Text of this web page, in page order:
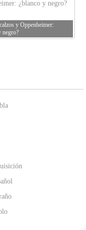
y Oppenheimer:
negro?